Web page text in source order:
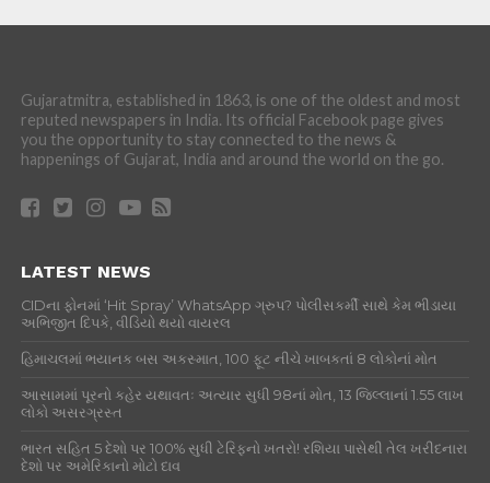
Gujaratmitra, established in 1863, is one of the oldest and most
reputed newspapers in India. Its official Facebook page gives
you the opportunity to stay connected to the news &
happenings of Gujarat, India and around the world on the go.
LATEST NEWS
CIDના ફોનમાં ‘Hit Spray’ WhatsApp ગ્રુપ? પોલીસકર્મી સાથે કેમ ભીડાયા
અભિજીત દિપકે, વીડિયો થયો વાયરલ
હિમાચલમાં ભયાનક બસ અકસ્માત, 100 ફૂટ નીચે ખાબકતાં 8 લોકોનાં મોત
આસામમાં પૂરનો કહેર યથાવતઃ અત્યાર સુધી 98નાં મોત, 13 જિલ્લાનાં 1.55 લાખ
લોકો અસરગ્રસ્ત
ભારત સહિત 5 દેશો પર 100% સુધી ટેરિફનો ખતરો! રશિયા પાસેથી તેલ ખરીદનારા
દેશો પર અમેરિકાનો મોટો દાવ